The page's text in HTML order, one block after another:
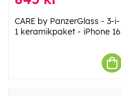
CARE by PanzerGlass - 3-i-
1 keramikpaket - iPhone 16